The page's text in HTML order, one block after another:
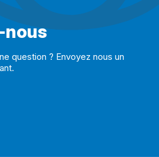
nous
question ? Envoyez nous un